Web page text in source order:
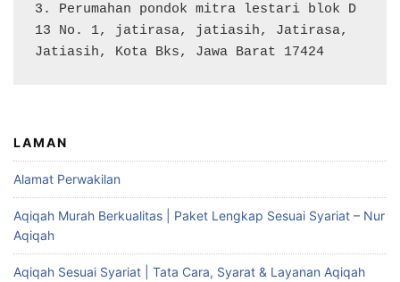
3. Perumahan pondok mitra lestari blok D
13 No. 1, jatirasa, jatiasih, Jatirasa,
Jatiasih, Kota Bks, Jawa Barat 17424
LAMAN
Alamat Perwakilan
Aqiqah Murah Berkualitas | Paket Lengkap Sesuai Syariat – Nur
Aqiqah
Aqiqah Sesuai Syariat | Tata Cara, Syarat & Layanan Aqiqah